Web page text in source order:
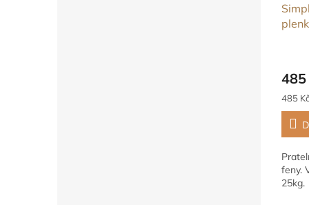
485
Měrná
cena:
485
feny.
25kg.